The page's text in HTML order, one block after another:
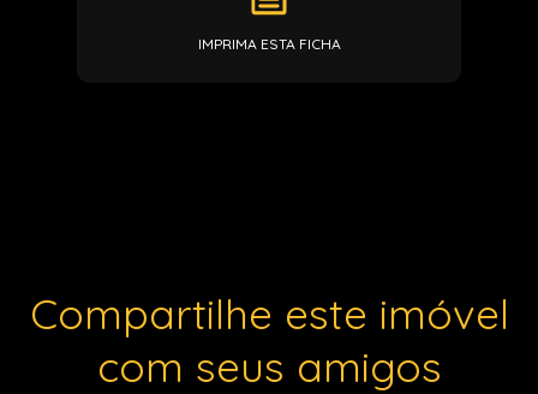
IMPRIMA ESTA FICHA
Compartilhe este imóvel
com seus amigos